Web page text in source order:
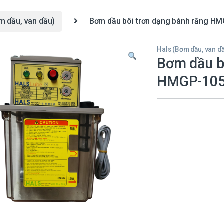
dầu, van dầu) Bơm dầu bôi trơn dạng bánh răng
Hals (Bơm dầu, van
Bơm dầu
HMGP-